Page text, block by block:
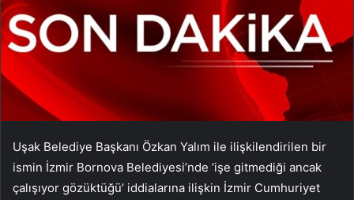
Uşak Belediye Başkanı Özkan Yalım ile ilişkilendirilen bir
ismin İzmir Bornova Belediyesi’nde ‘işe gitmediği ancak
çalışıyor gözüktüğü’ iddialarına ilişkin İzmir Cumhuriyet